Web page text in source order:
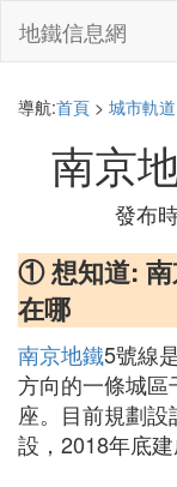
地鐵信息網
導航:首頁 > 城市軌道
南京
發布
① 想知道: 南
在哪
南京地鐵5號線
方向的一條城
座。目前規劃
設，2018年底建